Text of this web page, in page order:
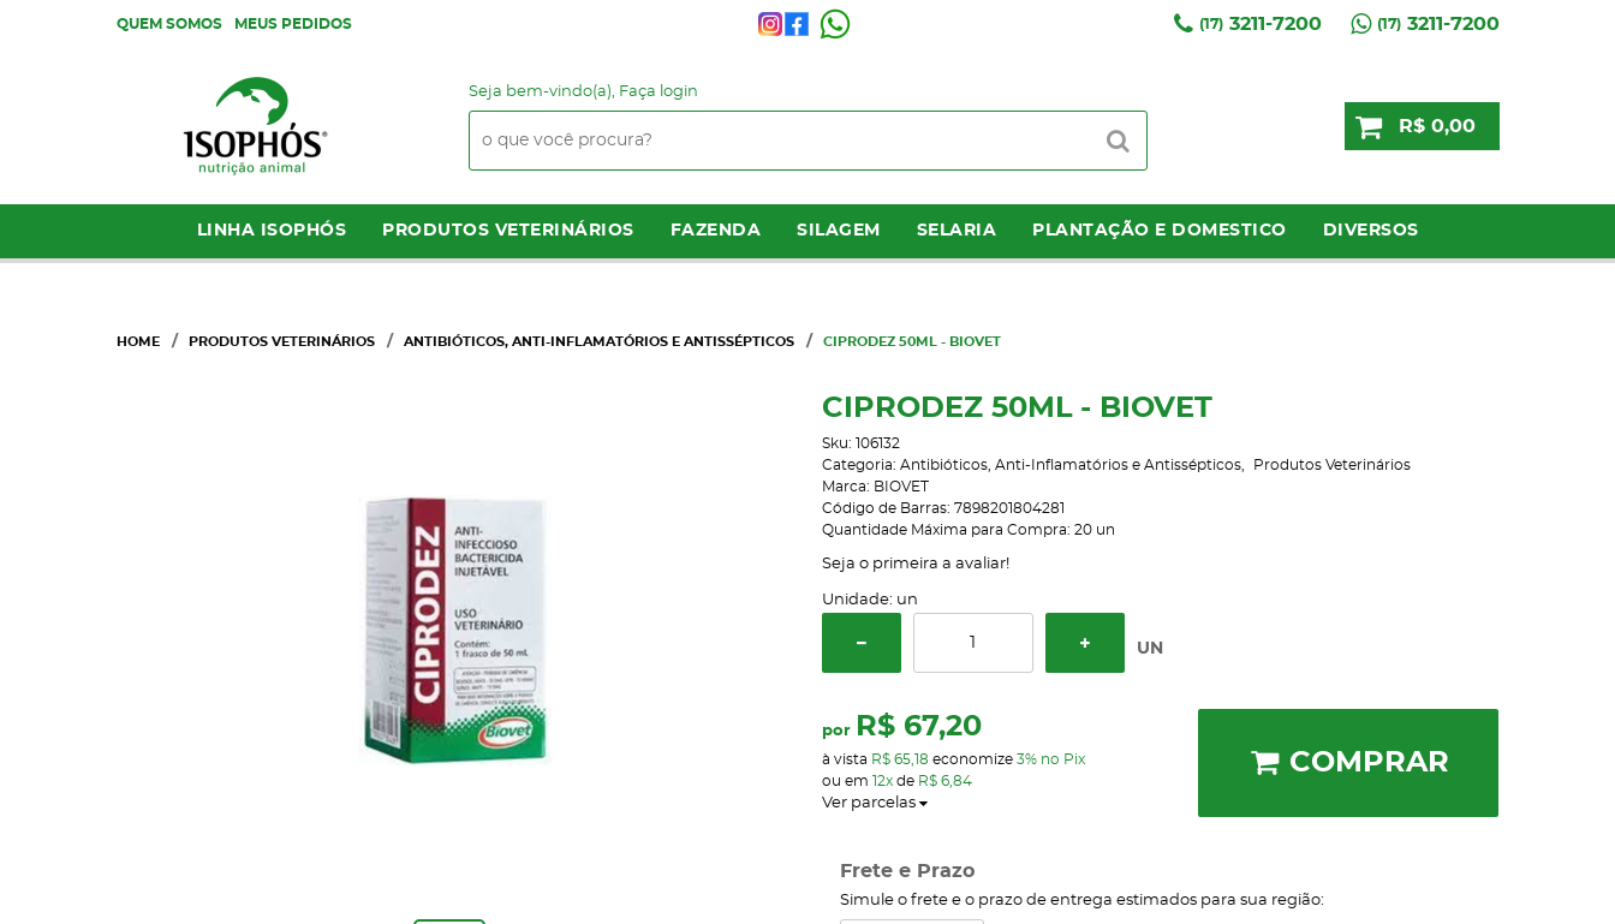
QUEM SOMOS MEUS PEDIDOS (17)3211-7200 (17)3211-7200
Seja bem-vindo(a), Faça login
R$ 0,00
LINHA ISOPHÓS PRODUTOS VETERINÁRIOS FAZENDA SILAGEM SELARIA PLANTAÇÃO E DOMESTICO DIVERSOS
HOME PRODUTOS VETERINÁRIOS ANTIBIÓTICOS, ANTI-INFLAMATÓRIOS E ANTISSÉPTICOS CIPRODEZ 50ML - BIOVET
CIPRODEZ 50ML - BIOVET
Sku: 106132
Categoria: Antibióticos, Anti-Inflamatórios e Antissépticos
Produtos Veterinários
Marca: BIOVET
Código de Barras: 7898201804281
Quantidade Máxima para Compra: 20 un
Seja o primeira a avaliar!
Unidade: un
UN
por R$ 67,20
à vista R$ 65,18 economize 3% no Pix
ou em 12xde R$ 6,84
Ver parcelas
COMPRAR
Frete e Prazo
Simule o frete e o prazo de entrega estimados para sua região: